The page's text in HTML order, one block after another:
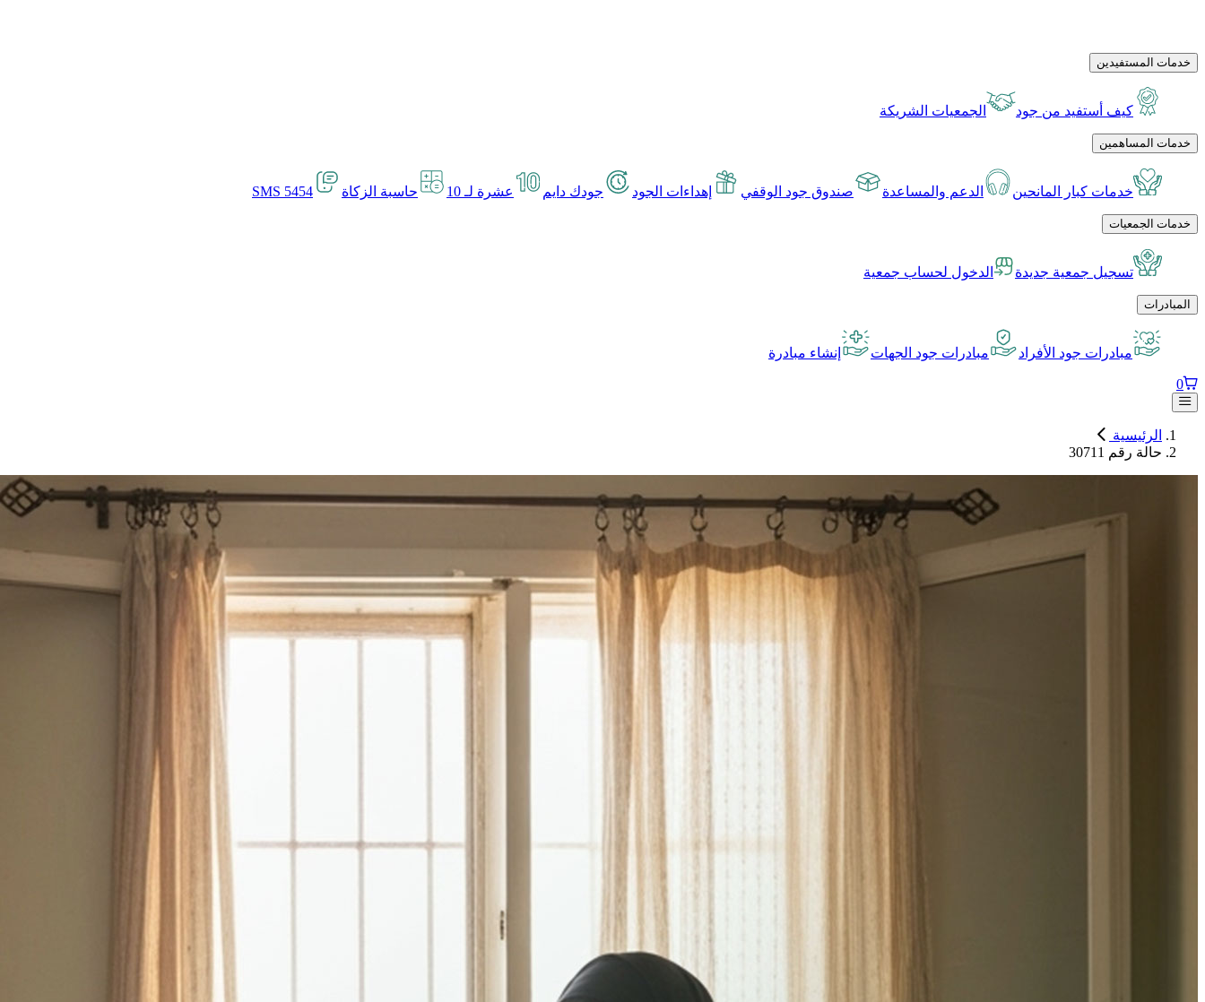
خدمات المستفيدين
كيف أستفيد من جود الجمعيات الشريكة
خدمات المساهمين
خدمات كبار المانحين الدعم والمساعدة صندوق جود الوقفي إهداءات الجود جودك دايم عشرة لـ 10 حاسبة الزكاة SMS 5454
خدمات الجمعيات
تسجيل جمعية جديدة الدخول لحساب جمعية
المبادرات
مبادرات جود الأفراد مبادرات جود الجهات إنشاء مبادرة
0
الرئيسية
حالة رقم 30711